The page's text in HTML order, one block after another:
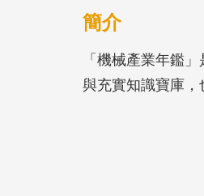
簡介
「機械產業年鑑
與充實知識寶庫，